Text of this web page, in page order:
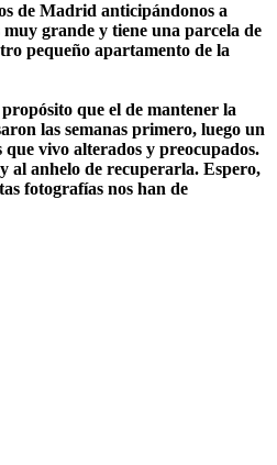
de Madrid anticipándonos a
grande y tiene una parcela de
pequeño apartamento de la
que el de mantener la
las semanas primero, luego un
vivo alterados y preocupados.
al anhelo de recuperarla. Espero,
fotografías nos han de